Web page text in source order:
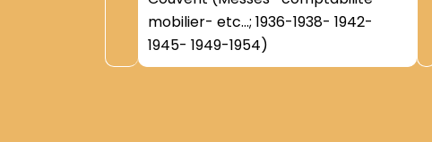
mobilier- etc...; 1936-1938- 1942-
1945- 1949-1954)